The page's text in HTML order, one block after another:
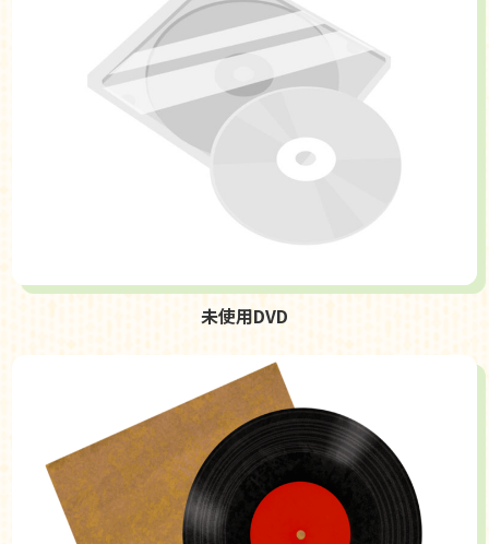
未使用DVD